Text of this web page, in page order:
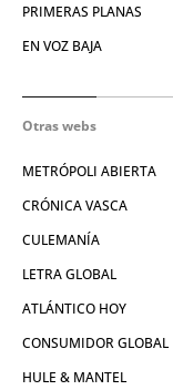
PRIMERAS PLANAS
EN VOZ BAJA
Otras webs
METRÓPOLI ABIERTA
CRÓNICA VASCA
CULEMANÍA
LETRA GLOBAL
ATLÁNTICO HOY
CONSUMIDOR GLOBAL
HULE & MANTEL